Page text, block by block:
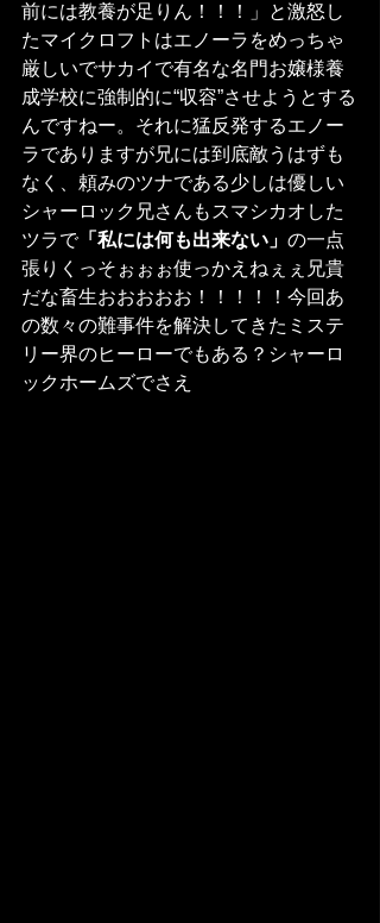
前には教養が足りん！！！」と激怒し
たマイクロフトはエノーラをめっちゃ
厳しいでサカイで有名な名門お嬢様養
成学校に強制的に“収容”させようとする
んですねー。それに猛反発するエノー
ラでありますが兄には到底敵うはずも
なく、頼みのツナである少しは優しい
シャーロック兄さんもスマシカオした
ツラで「私には何も出来ない」 の一点
張りくっそぉぉぉ使っかえねぇぇ兄貴
だな畜生おおおおお！！！！！今回あ
の数々の難事件を解決してきたミステ
リー界のヒーローでもある？シャーロ
ックホームズでさえ